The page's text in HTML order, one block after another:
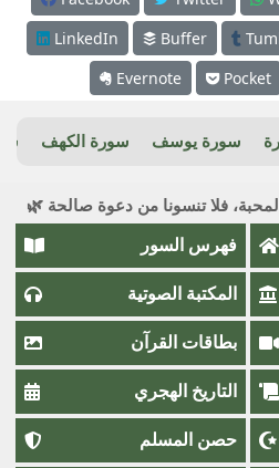
LinkedIn
Buffer
Evernote
Pocket
سورة يوسف سورة الكهف
فلا تنسونا من دعوة صالحة 🌿
فهرس السور
المكتبة الصوتية
بطاقات القرآن
التاريخ الهجري
حصن المسلم